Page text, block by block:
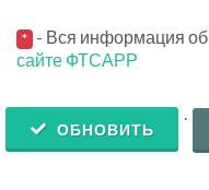
* - Вся информация об
сайте ФТСАРР
ОБНОВИТЬ
.